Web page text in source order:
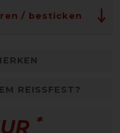
/ besticken
REISSFEST?
*